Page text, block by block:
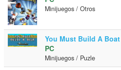
Minijuegos / Otros
You Must Build A Boat
PC
Minijuegos / Puzle